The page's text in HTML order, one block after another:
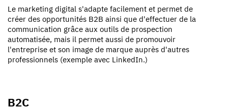
Le marketing digital s'adapte facilement et permet de
créer des opportunités B2B ainsi que d'effectuer de la
communication grâce aux outils de prospection
automatisée, mais il permet aussi de promouvoir
l'entreprise et son image de marque auprès d'autres
professionnels (exemple avec LinkedIn.)
B2C